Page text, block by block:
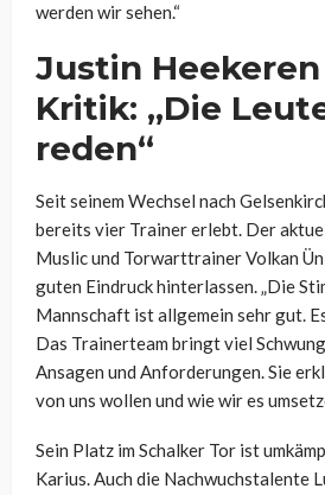
werden wir sehen.“
Justin
Kritik: „Die
reden“
Seit seinem Wechsel nach
bereits vier Trainer erlebt. Der
Muslic und Torwarttrainer Volkan
guten Eindruck hinterlassen. „Die
Mannschaft ist allgemein sehr gut.
Das Trainerteam bringt viel
Ansagen und Anforderungen. Sie
von uns wollen und wie wir es
Sein Platz im Schalker Tor ist
Karius. Auch die Nachwuchstalente